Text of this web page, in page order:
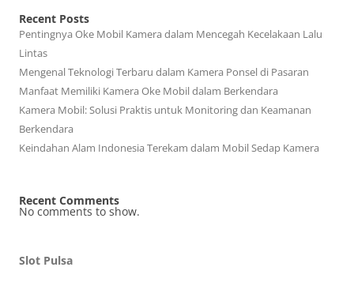
Recent Posts
Pentingnya Oke Mobil Kamera dalam Mencegah Kecelakaan Lalu
Lintas
Mengenal Teknologi Terbaru dalam Kamera Ponsel di Pasaran
Manfaat Memiliki Kamera Oke Mobil dalam Berkendara
Kamera Mobil: Solusi Praktis untuk Monitoring dan Keamanan
Berkendara
Keindahan Alam Indonesia Terekam dalam Mobil Sedap Kamera
Recent Comments
No comments to show.
Slot Pulsa